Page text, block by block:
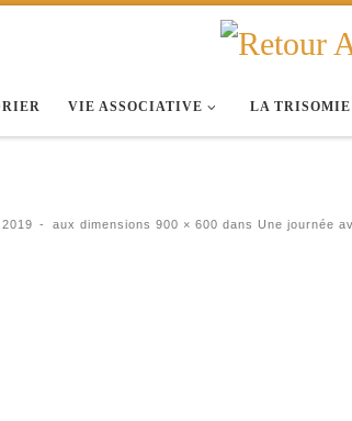
VIE ASSOCIATIVE LA TRISOMIE
- aux dimensions 900 × 600 dans Une journée